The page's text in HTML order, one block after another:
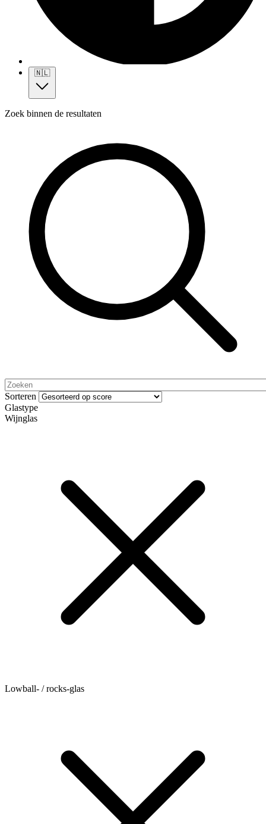
🇳🇱
Zoek binnen de resultaten
Sorteren
Glastype
Wijnglas
Lowball- / rocks-glas